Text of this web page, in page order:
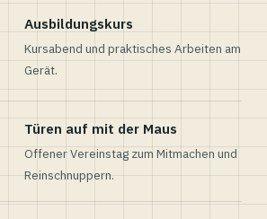
Ausbildungskurs
Kursabend und praktisches Arbeiten am
Gerät.
Türen auf mit der Maus
Offener Vereinstag zum Mitmachen und
Reinschnuppern.